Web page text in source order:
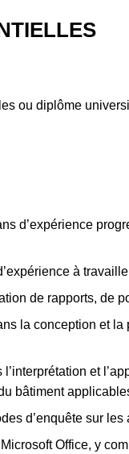
ou diplôme
d’expérience
à
de rapports, de
la conception et
et
bâtiment
d’enquête sur
Office, y